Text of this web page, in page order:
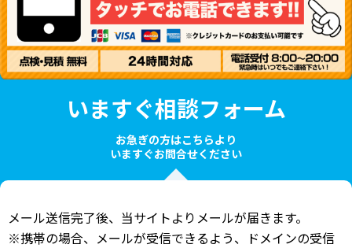
いますぐ相談フォーム
お急ぎの方はこちらより
いますぐお問合せください
メール送信完了後、当サイトよりメールが届きます。
※携帯の場合、メールが受信できるよう、ドメインの受信